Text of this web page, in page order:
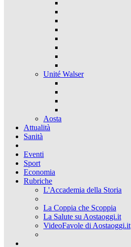
Unité Walser
Aosta
Attualità
Sanità
Eventi
Sport
Economia
Rubriche
L'Accademia della Storia
La Coppia che Scoppia
La Salute su Aostaoggi.it
VideoFavole di Aostaoggi.it